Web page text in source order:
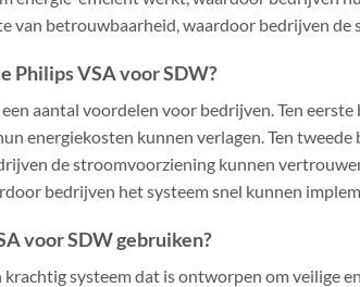
van betrouwbaarheid, waardoor bedrijven
Philips VSA voor SDW?
aantal voordelen voor bedrijven. Ten
energiekosten kunnen verlagen. Ten tweede
de stroomvoorziening kunnen
bedrijven het systeem snel kunnen
voor SDW gebruiken?
krachtig systeem dat is ontworpen om veilige